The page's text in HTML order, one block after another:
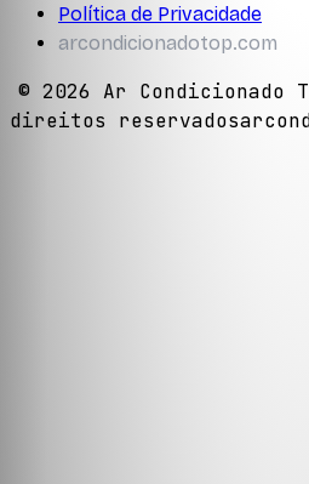
Política de Privacidade
arcondicionadotop.com
© 2026 Ar Condicionado
direitos reservados